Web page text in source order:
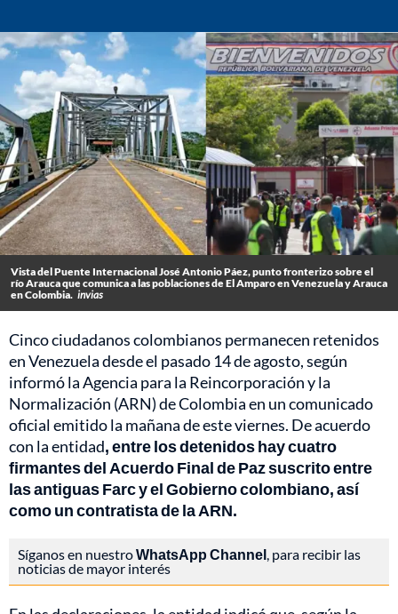
Vista del Puente Internacional José Antonio Páez, punto fronterizo sobre el
río Arauca que comunica a las poblaciones de El Amparo en Venezuela y Arauca
en Colombia. invias
Cinco ciudadanos colombianos permanecen retenidos
en Venezuela desde el pasado 14 de agosto, según
informó la Agencia para la Reincorporación y la
Normalización (ARN) de Colombia en un comunicado
oficial emitido la mañana de este viernes. De acuerdo
con la entidad, entre los detenidos hay cuatro
firmantes del Acuerdo Final de Paz suscrito entre
las antiguas Farc y el Gobierno colombiano, así
como un contratista de la ARN.
Síganos en nuestroWhatsApp Channel, para recibir las
noticias de mayor interés